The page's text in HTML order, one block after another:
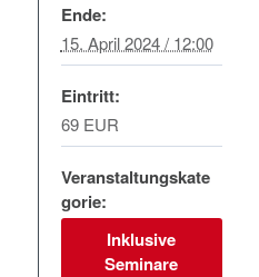
Ende:
15. April 2024 / 12:00
Eintritt:
69 EUR
Veranstaltungskate
gorie:
Inklusive
Seminare